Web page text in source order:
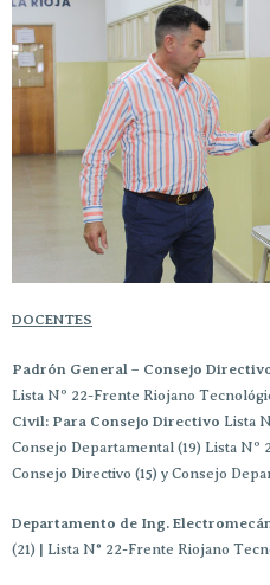
DOCENTES
Padrón General – Consejo
Lista Nº 22-Frente Riojano
Civil: Para Consejo Directivo Lista
Consejo Departamental (19) Lista
Consejo Directivo (15) y Consejo
Departamento de Ing.
(21)
Lista N° 22-Frente Riojano